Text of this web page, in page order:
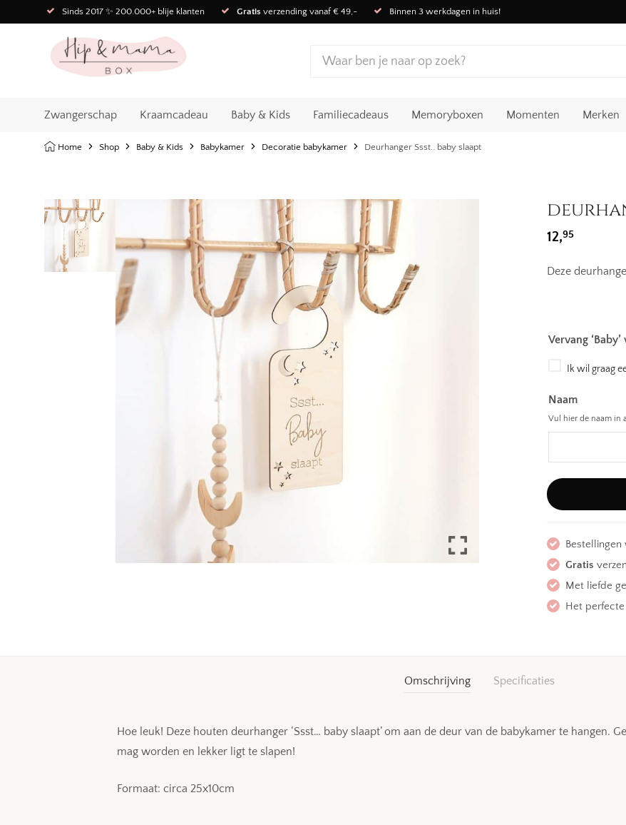
Sinds 2017 ✨ 200.000+ blije klanten Gratis verzending vanaf € 49,- Binnen 3 werkdagen in huis!
Zwangerschap Kraamcadeau Baby & Kids Familiecadeaus Memoryboxen Momenten Merken
Home Shop Baby & Kids Babykamer Decoratie babykamer Deurhanger Ssst.. baby slaapt
12,95
Deze
Vervang
Ik wil graag
Naam
Vul hier de naam in
Bestellingen
Gratis
Met liefde
Het perfecte
Omschrijving Specificaties
Hoe leuk! Deze houten deurhanger ‘Ssst… baby slaapt’ om aan de deur van de babykamer te hangen.
mag worden en lekker ligt te slapen!
Formaat: circa 25x10cm